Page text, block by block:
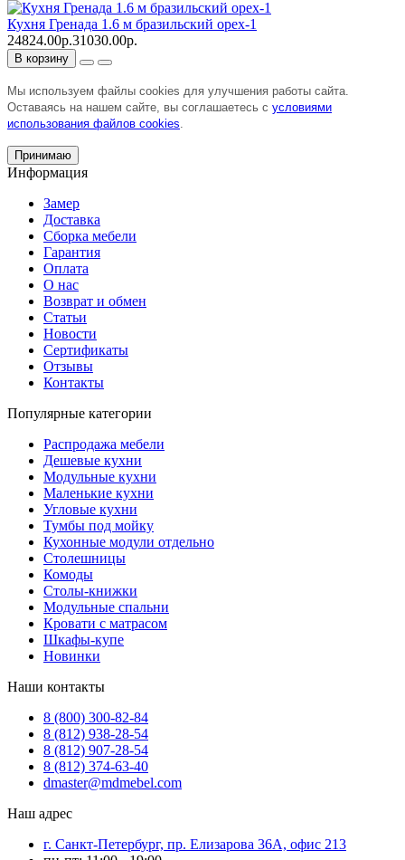
Кухня Гренада 1.6 м бразильский орех-1
24824.00р.31030.00р.
В корзину
Мы используем файлы cookies для улучшения работы сайта.
Оставаясь на нашем сайте, вы соглашаетесь с условиями
использования файлов cookies
Принимаю
Информация
Замер
Доставка
Сборка мебели
Гарантия
Оплата
О нас
Возврат и обмен
Статьи
Новости
Сертификаты
Отзывы
Контакты
Популярные категории
Распродажа мебели
Дешевые кухни
Модульные кухни
Маленькие кухни
Угловые кухни
Тумбы под мойку
Кухонные модули отдельно
Столешницы
Комоды
Столы-книжки
Модульные спальни
Кровати с матрасом
Шкафы-купе
Новинки
Наши контакты
8 (800) 300-82-84
8 (812) 938-28-54
8 (812) 907-28-54
8 (812) 374-63-40
dmaster@mdmebel.com
Наш адрес
г. Санкт-Петербург, пр. Елизарова 36А, офис 213